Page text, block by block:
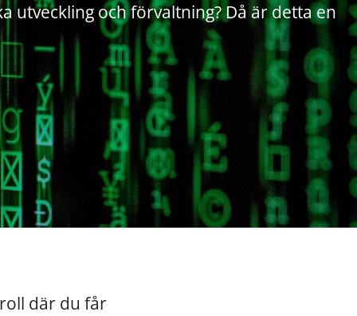
utveckling och förvaltning? Då är detta en
där du får